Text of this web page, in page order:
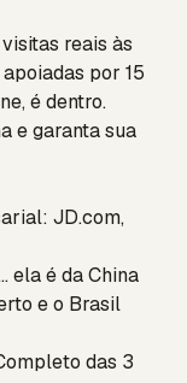
reais às
por 15
é dentro.
egaranta sua
JD.com,
ela é da China
e o Brasil
das 3